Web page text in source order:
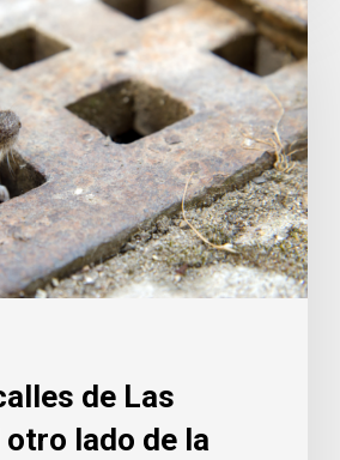
de Las
otro lado de la